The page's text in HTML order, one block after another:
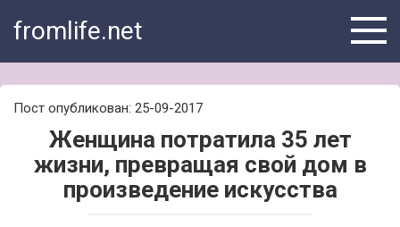
fromlife.net
Пост опубликован: 25-09-2017
Женщина потратила 35 лет
жизни, превращая свой дом в
произведение искусства